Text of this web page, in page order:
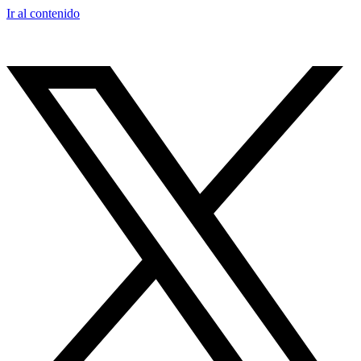
Ir al contenido